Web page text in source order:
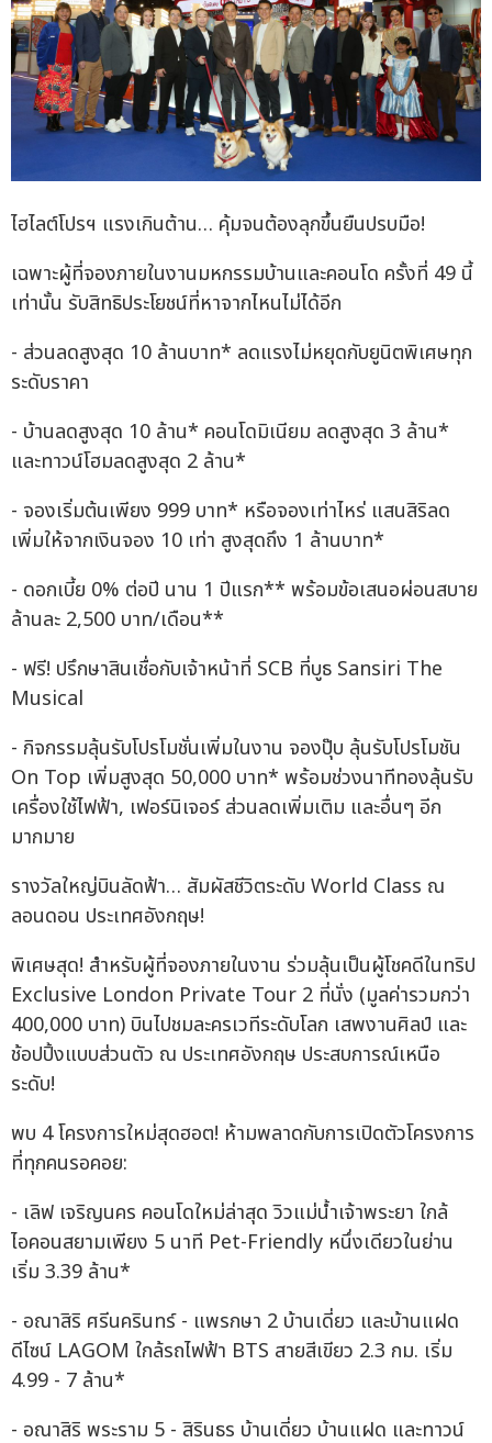
ไฮไลต์โปรฯ แรงเกินต้าน… คุ้มจนต้องลุกขึ้นยืนปรบมือ!
เฉพาะผู้ที่จองภายในงานมหกรรมบ้านและคอนโด ครั้งที่ 49 นี้
เท่านั้น รับสิทธิประโยชน์ที่หาจากไหนไม่ได้อีก
- ส่วนลดสูงสุด 10 ล้านบาท* ลดแรงไม่หยุดกับยูนิตพิเศษทุก
ระดับราคา
- บ้านลดสูงสุด 10 ล้าน* คอนโดมิเนียม ลดสูงสุด 3 ล้าน*
และทาวน์โฮมลดสูงสุด 2 ล้าน*
- จองเริ่มต้นเพียง 999 บาท* หรือจองเท่าไหร่ แสนสิริลด
เพิ่มให้จากเงินจอง 10 เท่า สูงสุดถึง 1 ล้านบาท*
- ดอกเบี้ย 0% ต่อปี นาน 1 ปีแรก** พร้อมข้อเสนอผ่อนสบาย
ล้านละ 2,500 บาท/เดือน**
- ฟรี! ปรึกษาสินเชื่อกับเจ้าหน้าที่ SCB ที่บูธ Sansiri The
Musical
- กิจกรรมลุ้นรับโปรโมชั่นเพิ่มในงาน จองปุ๊บ ลุ้นรับโปรโมชัน
On Top เพิ่มสูงสุด 50,000 บาท* พร้อมช่วงนาทีทองลุ้นรับ
เครื่องใช้ไฟฟ้า, เฟอร์นิเจอร์ ส่วนลดเพิ่มเติม และอื่นๆ อีก
มากมาย
รางวัลใหญ่บินลัดฟ้า… สัมผัสชีวิตระดับ World Class ณ
ลอนดอน ประเทศอังกฤษ!
พิเศษสุด! สำหรับผู้ที่จองภายในงาน ร่วมลุ้นเป็นผู้โชคดีในทริป
Exclusive London Private Tour 2 ที่นั่ง (มูลค่ารวมกว่า
400,000 บาท) บินไปชมละครเวทีระดับโลก เสพงานศิลป์ และ
ช้อปปิ้งแบบส่วนตัว ณ ประเทศอังกฤษ ประสบการณ์เหนือ
ระดับ!
พบ 4 โครงการใหม่สุดฮอต! ห้ามพลาดกับการเปิดตัวโครงการ
ที่ทุกคนรอคอย:
- เลิฟ เจริญนคร คอนโดใหม่ล่าสุด วิวแม่น้ำเจ้าพระยา ใกล้
ไอคอนสยามเพียง 5 นาที Pet-Friendly หนึ่งเดียวในย่าน
เริ่ม 3.39 ล้าน*
- อณาสิริ ศรีนครินทร์ - แพรกษา 2 บ้านเดี่ยว และบ้านแฝด
ดีไซน์ LAGOM ใกล้รถไฟฟ้า BTS สายสีเขียว 2.3 กม. เริ่ม
4.99 - 7 ล้าน*
- อณาสิริ พระราม 5 - สิรินธร บ้านเดี่ยว บ้านแฝด และทาวน์